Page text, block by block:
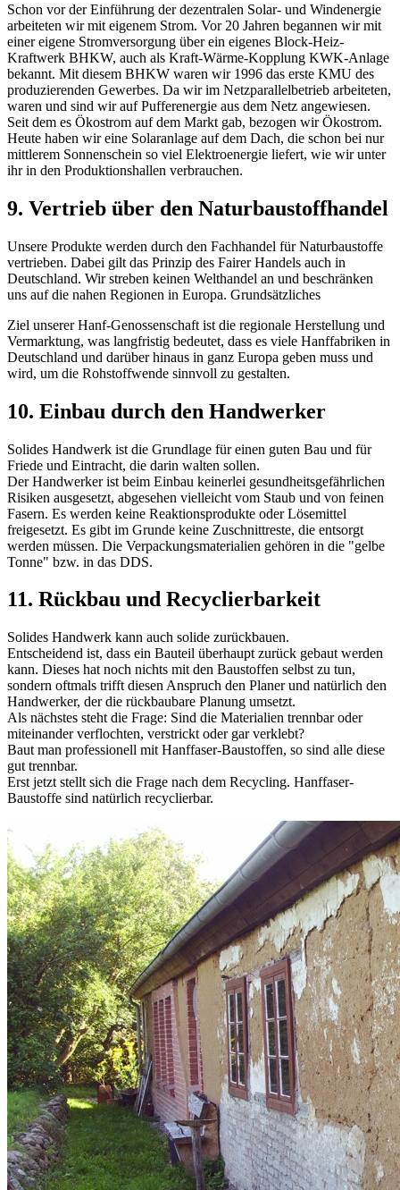
Schon vor der Einführung der dezentralen Solar- und Windenergie
arbeiteten wir mit eigenem Strom. Vor 20 Jahren begannen wir mit
einer eigene Stromversorgung über ein eigenes Block-Heiz-
Kraftwerk BHKW, auch als Kraft-Wärme-Kopplung KWK-Anlage
bekannt. Mit diesem BHKW waren wir 1996 das erste KMU des
produzierenden Gewerbes. Da wir im Netzparallelbetrieb arbeiteten,
waren und sind wir auf Pufferenergie aus dem Netz angewiesen.
Seit dem es Ökostrom auf dem Markt gab, bezogen wir Ökostrom.
Heute haben wir eine Solaranlage auf dem Dach, die schon bei nur
mittlerem Sonnenschein so viel Elektroenergie liefert, wie wir unter
ihr in den Produktionshallen verbrauchen.
9. Vertrieb über den Naturbaustoffhandel
Unsere Produkte werden durch den Fachhandel für Naturbaustoffe
vertrieben. Dabei gilt das Prinzip des Fairer Handels auch in
Deutschland. Wir streben keinen Welthandel an und beschränken
uns auf die nahen Regionen in Europa. Grundsätzliches
Ziel unserer Hanf-Genossenschaft ist die regionale Herstellung und
Vermarktung, was langfristig bedeutet, dass es viele Hanffabriken in
Deutschland und darüber hinaus in ganz Europa geben muss und
wird, um die Rohstoffwende sinnvoll zu gestalten.
10. Einbau durch den Handwerker
Solides Handwerk ist die Grundlage für einen guten Bau und für
Friede und Eintracht, die darin walten sollen.
Der Handwerker ist beim Einbau keinerlei gesundheitsgefährlichen
Risiken ausgesetzt, abgesehen vielleicht vom Staub und von feinen
Fasern. Es werden keine Reaktionsprodukte oder Lösemittel
freigesetzt. Es gibt im Grunde keine Zuschnittreste, die entsorgt
werden müssen. Die Verpackungsmaterialien gehören in die "gelbe
Tonne" bzw. in das DDS.
11. Rückbau und Recyclierbarkeit
Solides Handwerk kann auch solide zurückbauen.
Entscheidend ist, dass ein Bauteil überhaupt zurück gebaut werden
kann. Dieses hat noch nichts mit den Baustoffen selbst zu tun,
sondern oftmals trifft diesen Anspruch den Planer und natürlich den
Handwerker, der die rückbaubare Planung umsetzt.
Als nächstes steht die Frage: Sind die Materialien trennbar oder
miteinander verflochten, verstrickt oder gar verklebt?
Baut man professionell mit Hanffaser-Baustoffen, so sind alle diese
gut trennbar.
Erst jetzt stellt sich die Frage nach dem Recycling. Hanffaser-
Baustoffe sind natürlich recyclierbar.